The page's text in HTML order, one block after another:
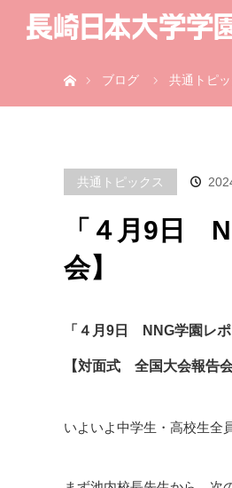
ブログ
共通トピッ
共通トピックス
「４月9日
会】
「４月9日 NNG学園レポ
【対面式 全国大会報告
いよいよ中学生・高校生全